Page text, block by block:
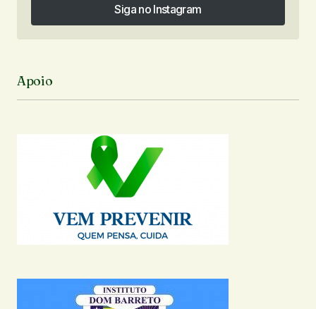
Siga no Instagram
Siga no Instagram
Apoio